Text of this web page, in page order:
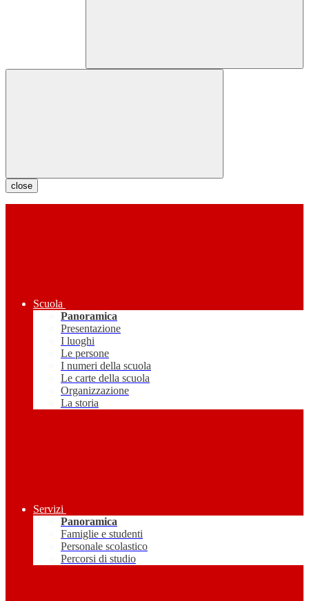
close
Scuola
Panoramica
Presentazione
I luoghi
Le persone
I numeri della scuola
Le carte della scuola
Organizzazione
La storia
Servizi
Panoramica
Famiglie e studenti
Personale scolastico
Percorsi di studio